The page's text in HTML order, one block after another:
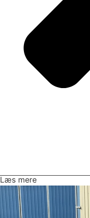
Læs mere